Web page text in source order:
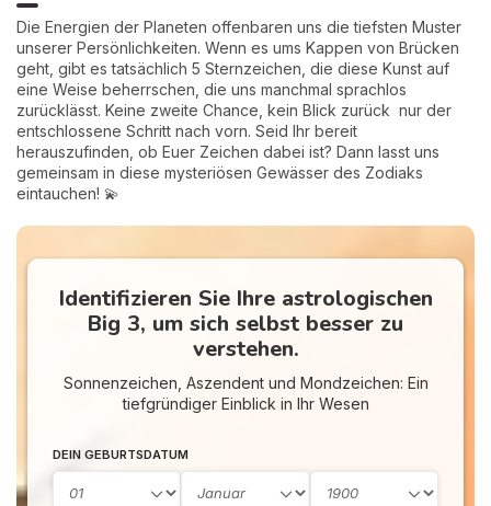
Die Energien der Planeten offenbaren uns die tiefsten Muster
unserer Persönlichkeiten. Wenn es ums Kappen von Brücken
geht, gibt es tatsächlich 5 Sternzeichen, die diese Kunst auf
eine Weise beherrschen, die uns manchmal sprachlos
zurücklässt. Keine zweite Chance, kein Blick zurück nur der
entschlossene Schritt nach vorn. Seid Ihr bereit
herauszufinden, ob Euer Zeichen dabei ist? Dann lasst uns
gemeinsam in diese mysteriösen Gewässer des Zodiaks
eintauchen! 💫
Identifizieren Sie Ihre astrologischen
Big 3, um sich selbst besser zu
verstehen.
Sonnenzeichen, Aszendent und Mondzeichen: Ein
tiefgründiger Einblick in Ihr Wesen
DEIN GEBURTSDATUM